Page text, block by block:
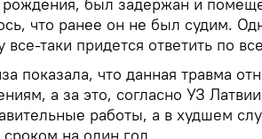
что ранее он не был судим.
все-таки придется ответить по
показала, что данная травма
а за это, согласно УЗ
работы, а в худшем